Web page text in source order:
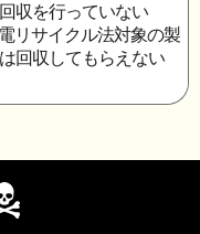
収を行っていない
電リサイクル法対象の製
回収してもらえない